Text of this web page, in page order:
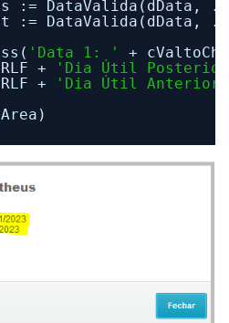
:= DataValida(dData,
:= DataValida(dData,
'Data 1: '
+
+
'Dia Útil
+
'Dia Útil